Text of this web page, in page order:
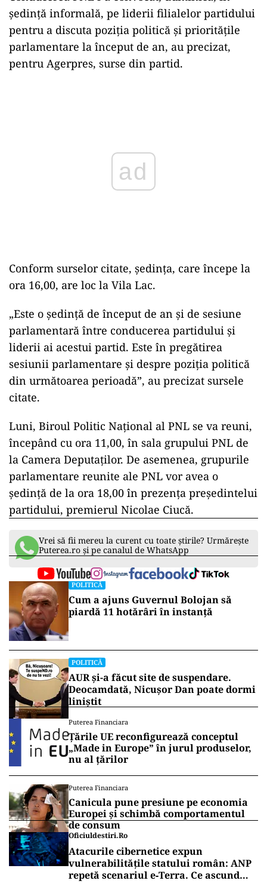
şedinţă informală, pe liderii filialelor partidului
pentru a discuta poziţia politică şi priorităţile
parlamentare la început de an, au precizat,
pentru Agerpres, surse din partid.
Conform surselor citate, şedinţa, care începe la
ora 16,00, are loc la Vila Lac.
„Este o şedinţă de început de an şi de sesiune
parlamentară între conducerea partidului şi
liderii ai acestui partid. Este în pregătirea
sesiunii parlamentare şi despre poziţia politică
din următoarea perioadă”, au precizat sursele
citate.
Luni, Biroul Politic Naţional al PNL se va reuni,
începând cu ora 11,00, în sala grupului PNL de
la Camera Deputaţilor. De asemenea, grupurile
parlamentare reunite ale PNL vor avea o
şedinţă de la ora 18,00 în prezenţa preşedintelui
partidului, premierul Nicolae Ciucă.
Vrei să fii mereu la curent cu toate știrile? Urmărește
Puterea.ro și pe canalul de WhatsApp
POLITICĂ
Cum a ajuns Guvernul Bolojan să
piardă 11 hotărâri în instanță
POLITICĂ
AUR și-a făcut site de suspendare.
Deocamdată, Nicușor Dan poate dormi
liniștit
Puterea Financiara
Țările UE reconfigurează conceptul
„Made in Europe” în jurul produselor,
nu al țărilor
Puterea Financiara
Canicula pune presiune pe economia
Europei și schimbă comportamentul
de consum
Oficiuldestiri.ro
Atacurile cibernetice expun
vulnerabilitățile statului român: ANP
repetă scenariul e‑Terra. Ce ascund